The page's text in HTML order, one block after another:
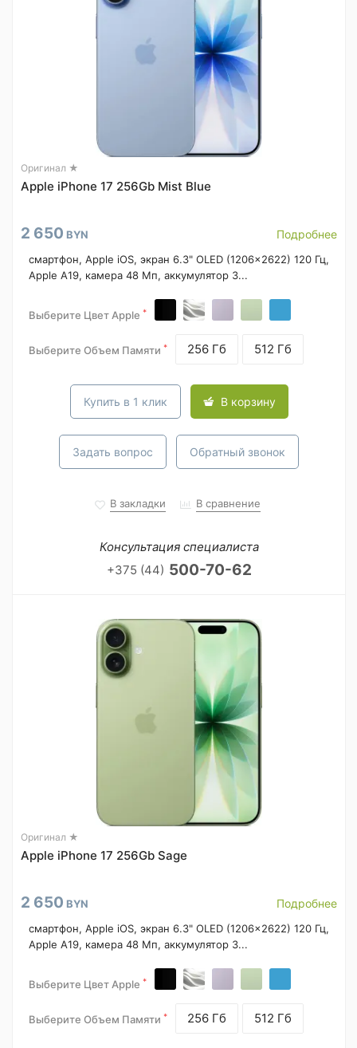
Оригинал ★
Apple iPhone 17 256Gb Mist Blue
2 650 BYN Подробнее
смартфон, Apple iOS, экран 6.3" OLED (1206x2622) 120 Гц,
Apple A19, камера 48 Мп, аккумулятор 3...
Выберите Цвет Apple *
Выберите Объем Памяти * 256 Гб 512 Гб
Купить в 1 клик В корзину
Задать вопрос Обратный звонок
В закладки В сравнение
Консультация специалиста
+375 (44) 500-70-62
Оригинал ★
Apple iPhone 17 256Gb Sage
2 650 BYN Подробнее
смартфон, Apple iOS, экран 6.3" OLED (1206x2622) 120 Гц,
Apple A19, камера 48 Мп, аккумулятор 3...
Выберите Цвет Apple *
Выберите Объем Памяти * 256 Гб 512 Гб